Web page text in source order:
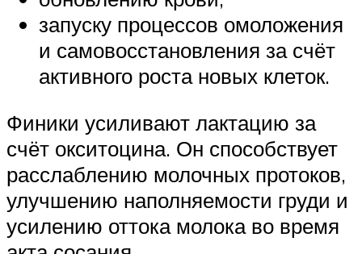
запуску процессов омоложения
и самовосстановления за счёт
активного роста новых клеток.
Финики усиливают лактацию за
счёт окситоцина. Он способствует
расслаблению молочных протоков,
улучшению наполняемости груди и
усилению оттока молока во время